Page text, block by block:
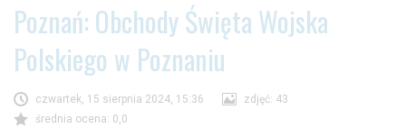
Poznań: Obchody Święta Wojska
Polskiego w Poznaniu
czwartek, 15 sierpnia 2024, 15:36
zdjęć: 43
średnia ocena: 0,0